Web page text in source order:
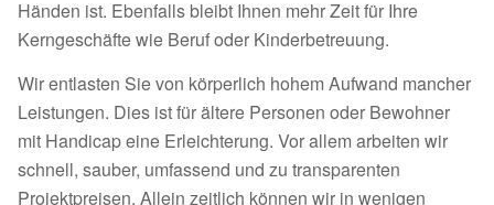
Händen ist. Ebenfalls bleibt Ihnen mehr Zeit für Ihre
Kerngeschäfte wie Beruf oder Kinderbetreuung.
Wir entlasten Sie von körperlich hohem Aufwand mancher
Leistungen. Dies ist für ältere Personen oder Bewohner
mit Handicap eine Erleichterung. Vor allem arbeiten wir
schnell, sauber, umfassend und zu transparenten
Projektpreisen. Allein zeitlich können wir in wenigen